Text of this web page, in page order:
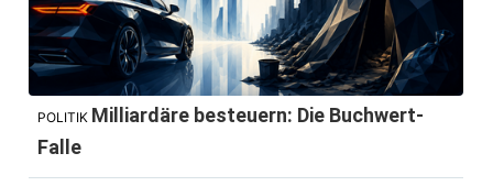
POLITIK Milliardäre besteuern: Die Buchwert-
Falle